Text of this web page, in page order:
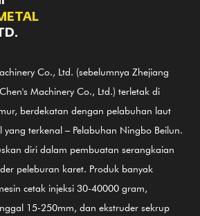
Co., Ltd. (sebelumnya Zhejiang
Machinery Co., Ltd.) terletak di
berdekatan dengan pelabuhan laut
terkenal – Pelabuhan Ningbo Beilun.
diri dalam pembuatan serangkaian
peleburan karet. Produk banyak
cetak injeksi 30-40000 gram,
15-250mm, dan ekstruder sekrup